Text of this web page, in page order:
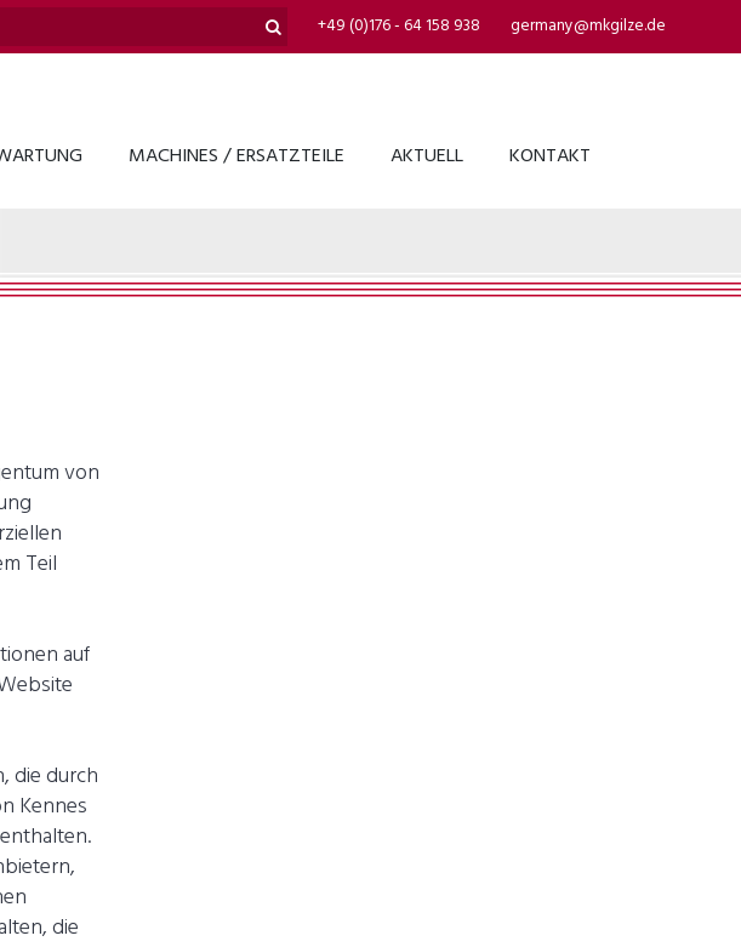
germany@mkgilze.de
+49 (0)176 - 64 158 938
MACHINES / ERSATZTEILE AKTUELL KONTAKT
von
Teil
auf
die durch
Kennes
die